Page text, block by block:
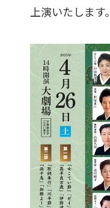
上演いたします。